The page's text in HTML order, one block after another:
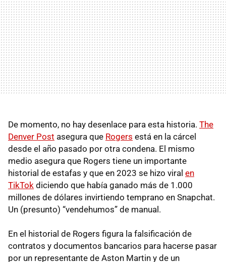
De momento, no hay desenlace para esta historia. The
Denver Post asegura que Rogers está en la cárcel
desde el año pasado por otra condena. El mismo
medio asegura que Rogers tiene un importante
historial de estafas y que en 2023 se hizo viral en
TikTok diciendo que había ganado más de 1.000
millones de dólares invirtiendo temprano en Snapchat.
Un (presunto) “vendehumos” de manual.
En el historial de Rogers figura la falsificación de
contratos y documentos bancarios para hacerse pasar
por un representante de Aston Martin y de un